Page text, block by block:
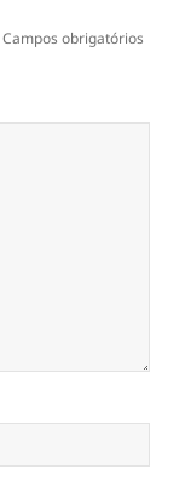
Campos obrigatórios